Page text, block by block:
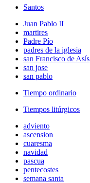
Santos
Juan Pablo II
martires
Padre Pío
padres de la iglesia
san Francisco de Asís
san jose
san pablo
Tiempo ordinario
Tiempos litúrgicos
adviento
ascension
cuaresma
navidad
pascua
pentecostes
semana santa